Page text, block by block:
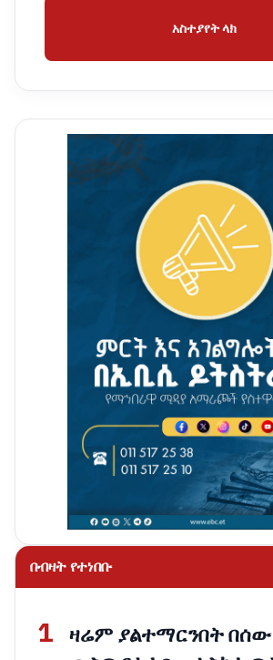
አስተያየት ላክ
በብዛት የተነበቡ
1 ዛሬም ያልተማርንበት